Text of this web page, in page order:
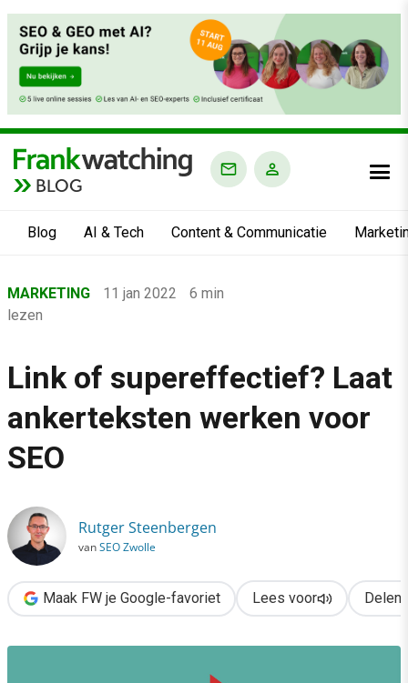
BLOG
Blog AI & Tech Content & Communicatie
›
Marketing
›
Link of supereffectief? Laat ankerteksten werken voor SEO
MARKETING 11 jan 2022
6 min
lezen
Link of supereffectief? Laat
ankerteksten werken voor
SEO
Rutger Steenbergen
vanSEO Zwolle
Maak FW je Google-favoriet Lees voor Delen